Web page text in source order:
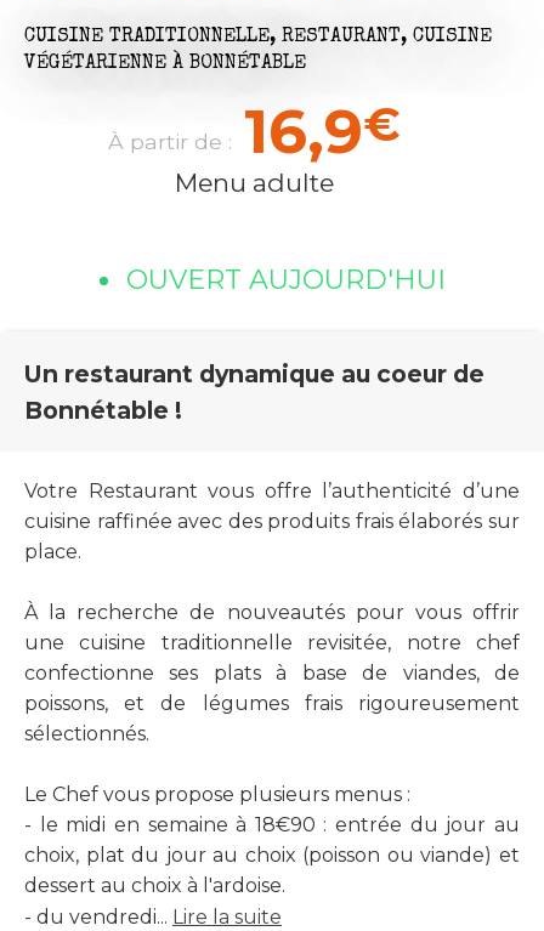
CUISINE TRADITIONNELLE, RESTAURANT, CUISINE
VÉGÉTARIENNE À BONNÉTABLE
À partir de : 16,9€
Menu adulte
OUVERT AUJOURD'HUI
Un restaurant dynamique au coeur de
Bonnétable !
Votre Restaurant vous offre l’authenticité d’une
cuisine raffinée avec des produits frais élaborés sur
place.
À la recherche de nouveautés pour vous offrir
une cuisine traditionnelle revisitée, notre chef
confectionne ses plats à base de viandes, de
poissons, et de légumes frais rigoureusement
sélectionnés.
Le Chef vous propose plusieurs menus :
- le midi en semaine à 18€90 : entrée du jour au
choix, plat du jour au choix (poisson ou viande) et
dessert au choix à l'ardoise.
- du vendredi... Lire la suite